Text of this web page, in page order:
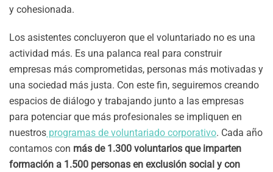
y cohesionada.
Los asistentes concluyeron que el voluntariado no es una
actividad más. Es una palanca real para construir
empresas más comprometidas, personas más motivadas y
una sociedad más justa. Con este fin, seguiremos creando
espacios de diálogo y trabajando junto a las empresas
para potenciar que más profesionales se impliquen en
nuestros programas de voluntariado corporativo. Cada año
contamos con más de 1.300 voluntarios que imparten
formación a 1.500 personas en exclusión social y con